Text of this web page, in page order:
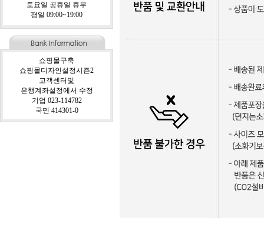
토요일 공휴일 휴무
평일 09:00~19:00
쇼핑몰구축
쇼핑몰디자인설정시즌2
고객센터및
은행계좌설정에서 수정
기업 023-114782
국민 414301-0